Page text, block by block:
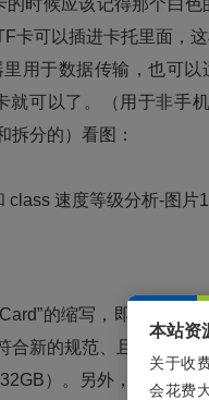
时候应该记得那个白
卡可以插进卡托里面，
里用于数据传输，也可
就可以了。（用于非手
拆分的）看图：
的缩写，即“高容量
新的规范、且容量大于
）。另外，SD协会
本站资
关于收
会花费